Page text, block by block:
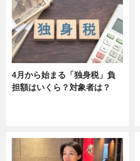
4月から始まる「独身税」負
担額はいくら？対象者は？